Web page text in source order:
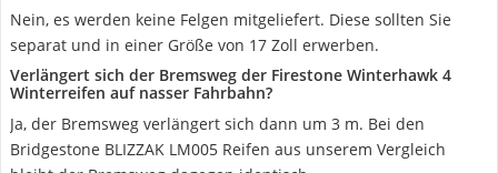
Nein, es werden keine Felgen mitgeliefert. Diese sollten Sie
separat und in einer Größe von 17 Zoll erwerben.
Verlängert sich der Bremsweg der Firestone Winterhawk 4
Winterreifen auf nasser Fahrbahn?
Ja, der Bremsweg verlängert sich dann um 3 m. Bei den
Bridgestone BLIZZAK LM005 Reifen aus unserem Vergleich